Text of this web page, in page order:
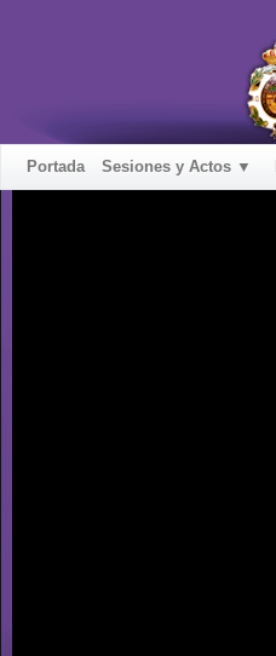
Portada Sesiones y Actos ▼